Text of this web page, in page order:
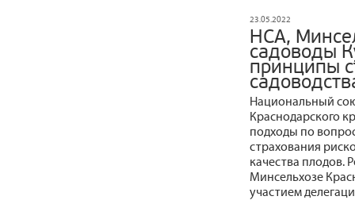
23.05.2022
НСА,
садоводы
принципы
Национальный
Краснодарского
подходы по
страхования
качества плодов.
Минсельхозе
участием